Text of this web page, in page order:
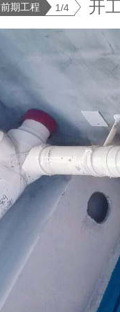
前期工程 1/4 开